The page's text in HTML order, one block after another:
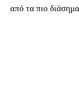
από τα πιο